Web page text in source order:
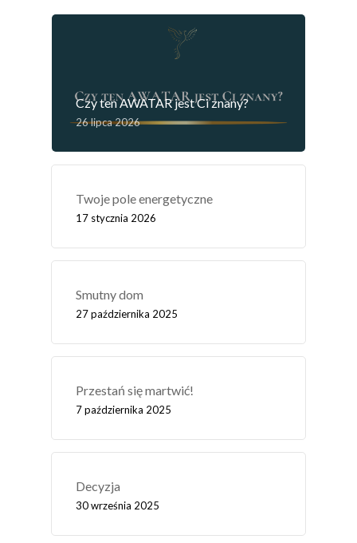
Czy ten AWATAR jest Ci znany?
26 lipca 2026
Twoje pole energetyczne
17 stycznia 2026
Smutny dom
27 października 2025
Przestań się martwić!
7 października 2025
Decyzja
30 września 2025